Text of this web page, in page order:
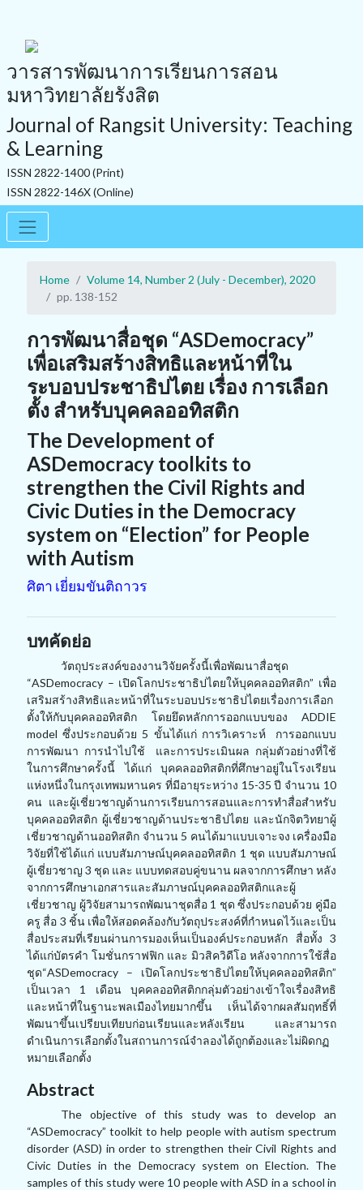
วารสารพัฒนาการเรียนการสอน
มหาวิทยาลัยรังสิต
Journal of Rangsit University: Teaching
& Learning
ISSN 2822-1400 (Print)
ISSN 2822-146X (Online)
Home
Volume 14, Number 2 (July - December), 2020
pp. 138-152
การพัฒนาสื่อชุด “ASDemocracy”
เพื่อเสริมสร้างสิทธิและหน้าที่ใน
ระบอบประชาธิปไตย เรื่อง การเลือก
ตั้ง สำหรับบุคคลออทิสติก
The Development of
ASDemocracy toolkits to
strengthen the Civil Rights and
Civic Duties in the Democracy
system on “Election” for People
with Autism
ศิตา เยี่ยมขันติถาวร
บทคัดย่อ
วัตถุประสงค์ของงานวิจัยครั้งนี้เพื่อพัฒนาสื่อชุด
“ASDemocracy – เปิดโลกประชาธิปไตยให้บุคคลออทิสติก” เพื่อ
เสริมสร้างสิทธิและหน้าที่ในระบอบประชาธิปไตยเรื่องการเลือก
ตั้งให้กับบุคคลออทิสติก โดยยึดหลักการออกแบบของ ADDIE
model ซึ่งประกอบด้วย 5 ขั้นได้แก่ การวิเคราะห์ การออกแบบ
การพัฒนา การนำไปใช้ และการประเมินผล กลุ่มตัวอย่างที่ใช้
ในการศึกษาครั้งนี้ ได้แก่ บุคคลออทิสติกที่ศึกษาอยู่ในโรงเรียน
แห่งหนึ่งในกรุงเทพมหานคร ที่มีอายุระหว่าง 15-35 ปี จำนวน 10
คน และผู้เชี่ยวชาญด้านการเรียนการสอนและการทำสื่อสำหรับ
บุคคลออทิสติก ผู้เชี่ยวชาญด้านประชาธิปไตย และนักจิตวิทยาผู้
เชี่ยวชาญด้านออทิสติก จำนวน 5 คนได้มาแบบเจาะจง เครื่องมือ
วิจัยที่ใช้ได้แก่ แบบสัมภาษณ์บุคคลออทิสติก 1 ชุด แบบสัมภาษณ์
ผู้เชี่ยวชาญ 3 ชุด และ แบบทดสอบคู่ขนาน ผลจากการศึกษา หลัง
จากการศึกษาเอกสารและสัมภาษณ์บุคคลออทิสติกและผู้
เชี่ยวชาญ ผู้วิจัยสามารถพัฒนาชุดสื่อ 1 ชุด ซึ่งประกอบด้วย คู่มือ
ครู สื่อ 3 ชิ้น เพื่อให้สอดคล้องกับวัตถุประสงค์ที่กำหนดไว้และเป็น
สื่อประสมที่เรียนผ่านการมองเห็นเป็นองค์ประกอบหลัก สื่อทั้ง 3
ได้แก่บัตรคำ โมชั่นกราฟฟิก และ มิวสิควิดีโอ หลังจากการใช้สื่อ
ชุด“ASDemocracy – เปิดโลกประชาธิปไตยให้บุคคลออทิสติก”
เป็นเวลา 1 เดือน บุคคลออทิสติกกลุ่มตัวอย่างเข้าใจเรื่องสิทธิ
และหน้าที่ในฐานะพลเมืองไทยมากขึ้น เห็นได้จากผลสัมฤทธิ์ที่
พัฒนาขึ้นเปรียบเทียบก่อนเรียนและหลังเรียน และสามารถ
ดำเนินการเลือกตั้งในสถานการณ์จำลองได้ถูกต้องและไม่ผิดกฏ
หมายเลือกตั้ง
Abstract
The objective of this study was to develop an
“ASDemocracy” toolkit to help people with autism spectrum
disorder (ASD) in order to strengthen their Civil Rights and
Civic Duties in the Democracy system on Election. The
samples of this study were 10 people with ASD in a school in